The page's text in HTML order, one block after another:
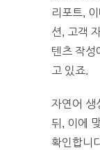
리포트,
션, 고객
텐츠 작성
고 있죠.
자연어 생
뒤, 이에
확인합니